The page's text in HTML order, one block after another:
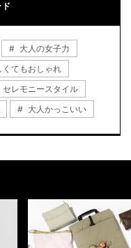
大人の女子力
くてもおしゃれ
セレモニースタイル
大人かっこいい